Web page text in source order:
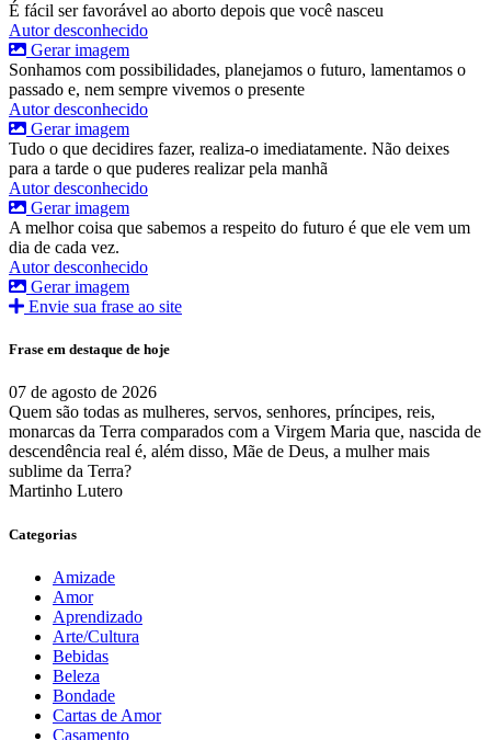
É fácil ser favorável ao aborto depois que você nasceu
Autor desconhecido
Gerar imagem
Sonhamos com possibilidades, planejamos o futuro, lamentamos o
passado e, nem sempre vivemos o presente
Autor desconhecido
Gerar imagem
Tudo o que decidires fazer, realiza-o imediatamente. Não deixes
para a tarde o que puderes realizar pela manhã
Autor desconhecido
Gerar imagem
A melhor coisa que sabemos a respeito do futuro é que ele vem um
dia de cada vez.
Autor desconhecido
Gerar imagem
Envie sua frase ao site
Frase em destaque de hoje
07 de agosto de 2026
Quem são todas as mulheres, servos, senhores, príncipes, reis,
monarcas da Terra comparados com a Virgem Maria que, nascida de
descendência real é, além disso, Mãe de Deus, a mulher mais
sublime da Terra?
Martinho Lutero
Categorias
Amizade
Amor
Aprendizado
Arte/Cultura
Bebidas
Beleza
Bondade
Cartas de Amor
Casamento